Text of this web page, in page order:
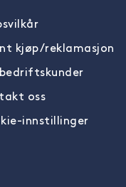
kjøp/reklamasjon
oss
innstillinger